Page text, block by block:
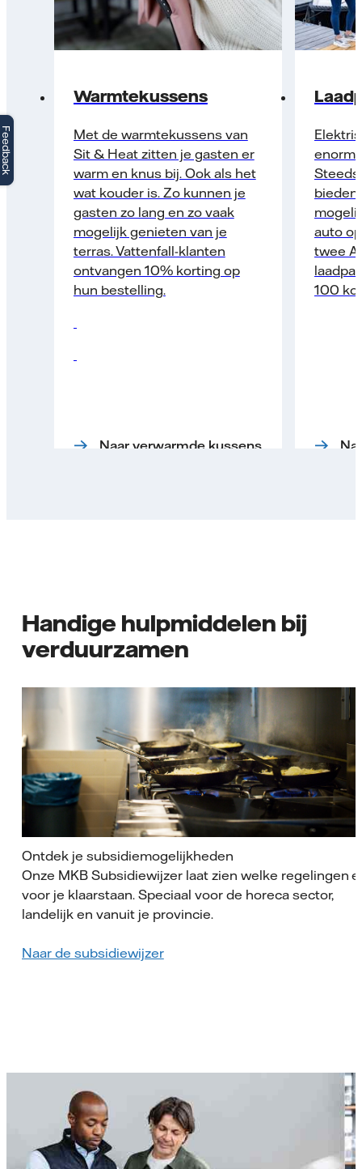
Warmtekussens
Met de warmtekussens van
Sit & Heat zitten je gasten er
warm en knus bij. Ook als het
wat kouder is. Zo kunnen je
gasten zo lang en zo vaak
mogelijk genieten van je
terras. Vattenfall-klanten
ontvangen 10% korting op
hun bestelling.
Naar verwarmde kussens
bieden
auto
twee
100
Handige hulpmiddelen bij
verduurzamen
Ontdek je subsidiemogelijkheden
Onze MKB Subsidiewijzer laat zien welke regelingen
voor je klaarstaan. Speciaal voor de horeca sector,
landelijk en vanuit je provincie.
Naar de subsidiewijzer
Feedback